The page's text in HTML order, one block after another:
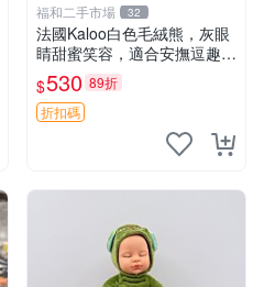
福和二手市場 32
法國Kaloo白色毛絨熊，灰眼
睛甜蜜笑容，適合安撫逗趣可
愛，柔軟面料手感佳。14 白
色安撫熊 毛絨玩具 寶寶逗樂
具
$530 89折
折扣碼